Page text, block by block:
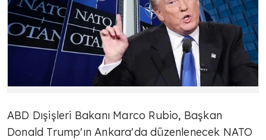
ABD Dışişleri Bakanı Marco Rubio, Başkan
Donald Trump'ın Ankara'da düzenlenecek NATO